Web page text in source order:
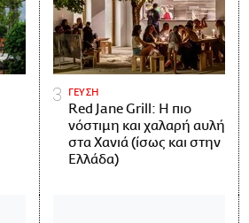
ΓΕΥΣΗ
Red Jane Grill: Η πιο
νόστιμη και χαλαρή αυλή
στα Χανιά (ίσως και στην
Ελλάδα)